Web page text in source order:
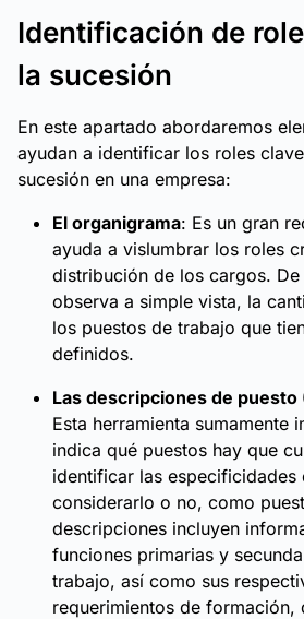
Identificación de
la sucesión
En este apartado abordaremos
ayudan a identificar los roles
sucesión en una empresa:
El organigrama: Es un gran
ayuda a vislumbrar los roles
distribución de los cargos.
observa a simple vista, la
los puestos de trabajo que
definidos.
Las descripciones de
Esta herramienta sumamente
indica qué puestos hay que
identificar las especificidades
considerarlo o no, como
descripciones incluyen
funciones primarias y
trabajo, así como sus
requerimientos de formación,